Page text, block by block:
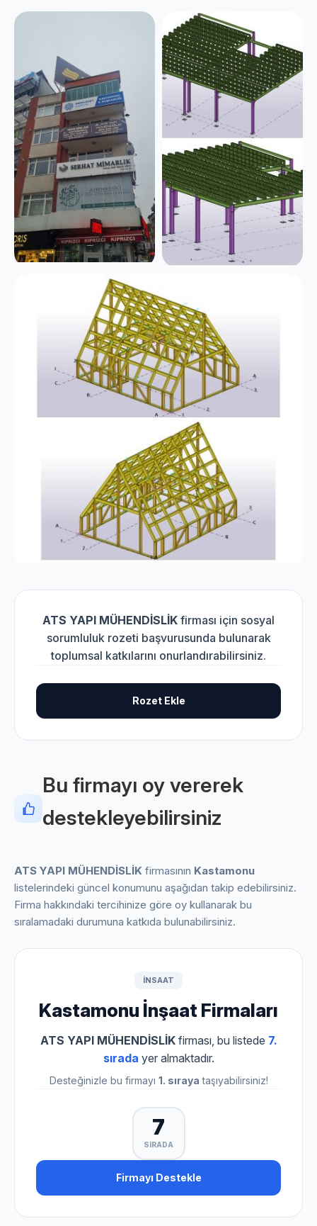
ATS YAPI MÜHENDİSLİK firması için sosyal
sorumluluk rozeti başvurusunda bulunarak
toplumsal katkılarını onurlandırabilirsiniz.
Rozet Ekle
Bu firmayı oy vererek
destekleyebilirsiniz
ATS YAPI MÜHENDİSLİK firmasının Kastamonu
listelerindeki güncel konumunu aşağıdan takip edebilirsiniz.
Firma hakkındaki tercihinize göre oy kullanarak bu
sıralamadaki durumuna katkıda bulunabilirsiniz.
INSAAT
Kastamonu İnşaat Firmaları
ATS YAPI MÜHENDİSLİKfirması, bu listede 7.
sırada yer almaktadır.
Desteğinizle bu firmayı 1. sıraya taşıyabilirsiniz!
7
SIRADA
Firmayı Destekle